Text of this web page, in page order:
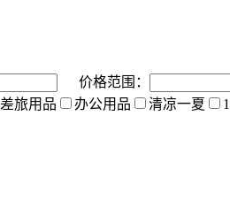
价格范围：
差旅用品 办公用品 清凉一夏